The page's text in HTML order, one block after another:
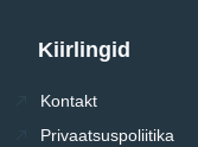
Kiirlingid
Kontakt
Privaatsuspoliitika